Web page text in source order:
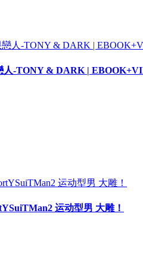
人-TONY & DARK |
运动型男 大雕！